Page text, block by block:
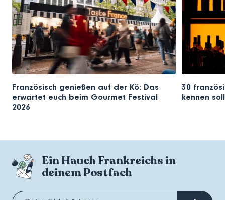
Französisch genießen auf der Kö: Das
erwartet euch beim Gourmet Festival
2026
30
kennen
Ein Hauch Frankreichs in
deinem Postfach